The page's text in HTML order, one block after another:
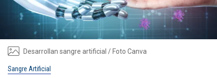
Desarrollan sangre artificial / Foto Canva
Sangre Artificial